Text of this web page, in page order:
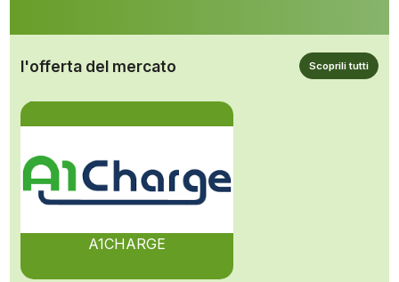
l'offerta del mercato Scoprili tutti
A1CHARGE